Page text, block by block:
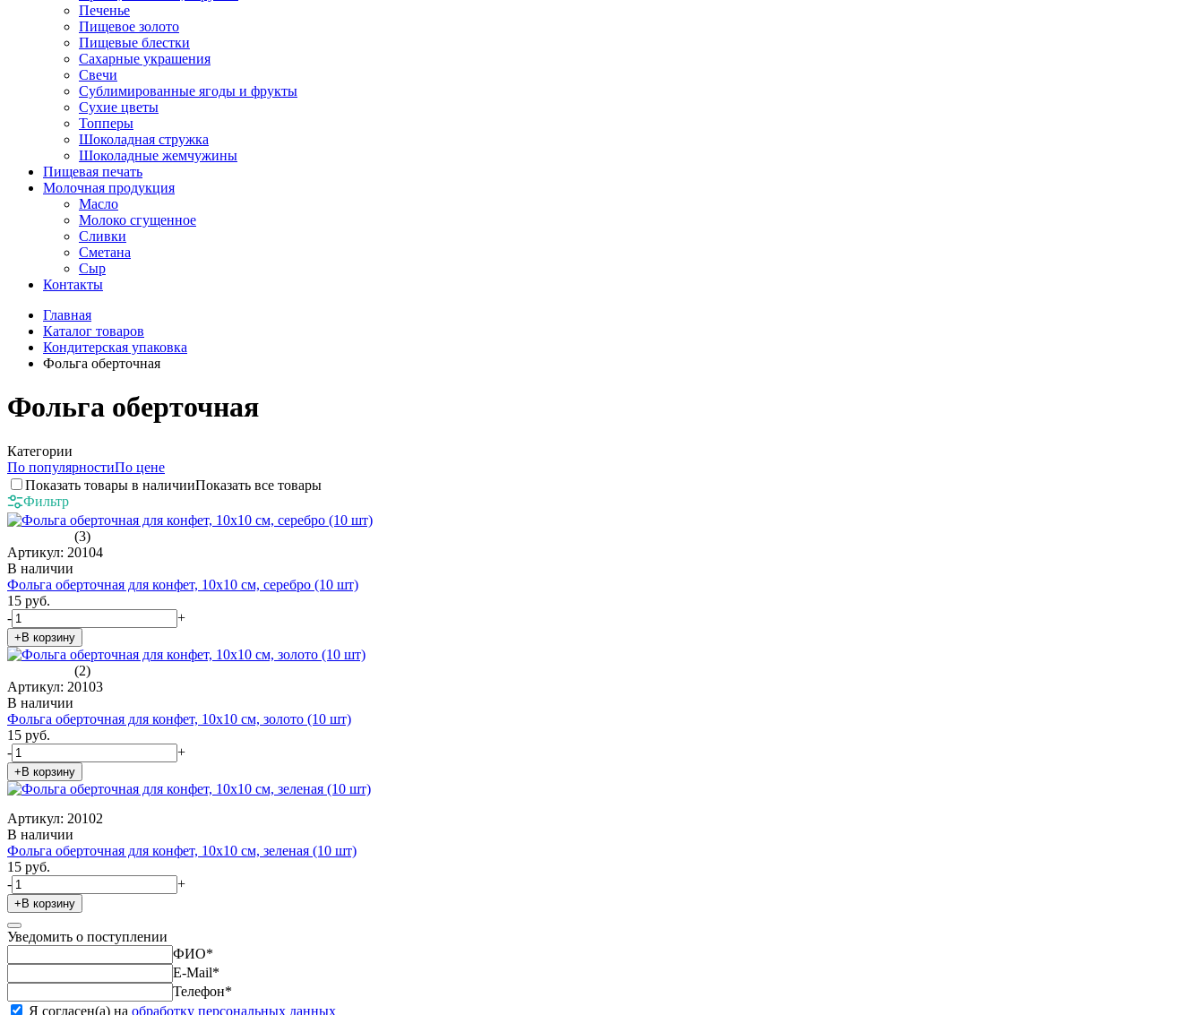
Печенье
Пищевое золото
Пищевые блестки
Сахарные украшения
Свечи
Сублимированные ягоды и фрукты
Сухие цветы
Топперы
Шоколадная стружка
Шоколадные жемчужины
Пищевая печать
Молочная продукция
Масло
Молоко сгущенное
Сливки
Сметана
Сыр
Контакты
Главная
Каталог товаров
Кондитерская упаковка
Фольга оберточная
Фольга оберточная
Категории
По популярностиПо цене
Показать товары в наличииПоказать все товары
Фильтр
(3)
Артикул: 20104
В наличии
Фольга оберточная для конфет, 10х10 см, серебро (10 шт)
15 руб.
-
+
+В корзину
(2)
Артикул: 20103
В наличии
Фольга оберточная для конфет, 10х10 см, золото (10 шт)
15 руб.
-
+
+В корзину
Артикул: 20102
В наличии
Фольга оберточная для конфет, 10х10 см, зеленая (10 шт)
15 руб.
-
+
+В корзину
Уведомить о поступлении
ФИО*
E-Mail*
Телефон*
Я согласен(а) на обработку персональных данных